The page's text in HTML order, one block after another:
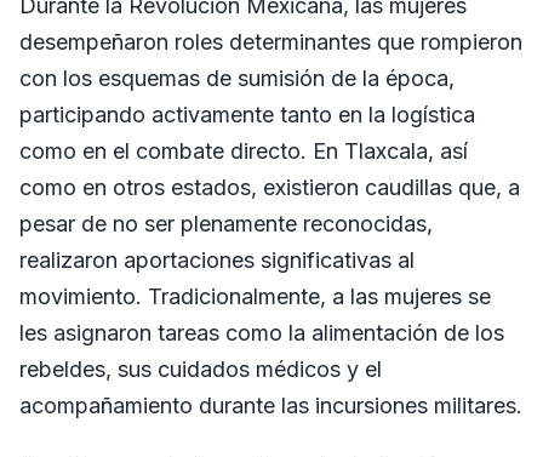
Durante la Revolución Mexicana, las mujeres
desempeñaron roles determinantes que rompieron
con los esquemas de sumisión de la época,
participando activamente tanto en la logística
como en el combate directo. En Tlaxcala, así
como en otros estados, existieron caudillas que, a
pesar de no ser plenamente reconocidas,
realizaron aportaciones significativas al
movimiento. Tradicionalmente, a las mujeres se
les asignaron tareas como la alimentación de los
rebeldes, sus cuidados médicos y el
acompañamiento durante las incursiones militares.